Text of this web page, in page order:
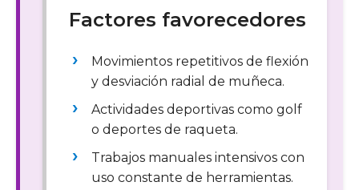
Factores favorecedores
Movimientos repetitivos de flexión
y desviación radial de muñeca.
Actividades deportivas como golf
o deportes de raqueta.
Trabajos manuales intensivos con
uso constante de herramientas.